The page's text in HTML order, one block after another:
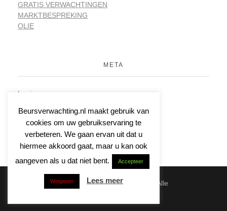
GRATIS VERWACHTINGEN
MARKTBESPREKING
OLIE
META
Login
Reacties feed
WordPress.org
© 2026 | Beursverwachting.nl | Alle
Beursverwachting.nl maakt gebruik van
cookies om uw gebruikservaring te
verbeteren. We gaan ervan uit dat u
hiermee akkoord gaat, maar u kan ook
aangeven als u dat niet bent.
Accepteer
Weigeren Lees meer